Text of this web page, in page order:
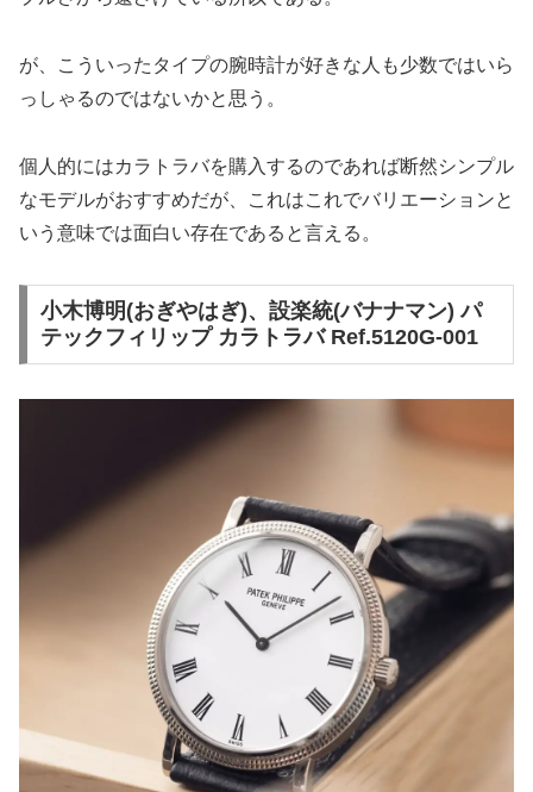
が、こういったタイプの腕時計が好きな人も少数ではいら
っしゃるのではないかと思う。
個人的にはカラトラバを購入するのであれば断然シンプル
なモデルがおすすめだが、これはこれでバリエーションと
いう意味では面白い存在であると言える。
小木博明(おぎやはぎ)、設楽統(バナナマン) パ
テックフィリップ カラトラバ Ref.5120G-001